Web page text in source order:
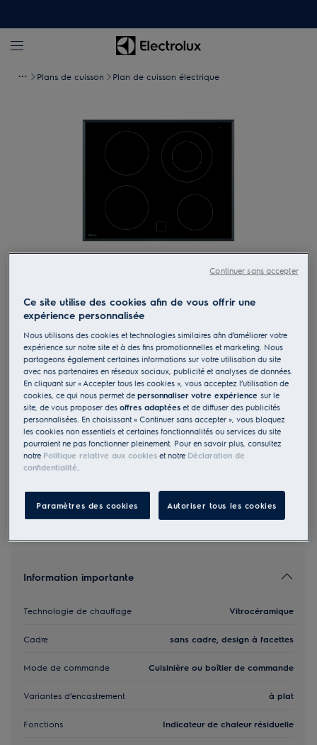
Plans de cuisson Plan de cuisson électrique
GK65PF
Vitrocéramique Plan de cuisson
contrôle externe 65 cm Convient
pour le marché de remplacement
4 (1)
EU Fiche produit
1 425.00 CHF
Information importante
Technologie de chauffage Vitrocéramique
Cadre sans cadre, design à facettes
Mode de commande Cuisinière ou boîtier de commande
Variantes d’encastrement à plat
Fonctions Indicateur de chaleur résiduelle
Ce site utilise des cookies afin de vous offrir une
expérience personnalisée
Nous utilisons des cookies et technologies similaires afin d’améliorer votre
expérience sur notre site et à des fins promotionnelles et marketing. Nous
partageons également certaines informations sur votre utilisation du site
avec nos partenaires en réseaux sociaux, publicité et analyses de données.
En cliquant sur « Accepter tous les cookies », vous acceptez l’utilisation de
cookies, ce qui nous permet depersonnaliser votre expériencesur le
site, de vous proposer desoffres adaptées et de diffuser des publicités
personnalisées. En choisissant « Continuer sans accepter », vous bloquez
les cookies non essentiels et certaines fonctionnalités ou services du site
pourraient ne pas fonctionner pleinement. Pour en savoir plus, consultez
notre Politique relative aux cookies et notre Déclaration de
confidentialité.
Paramètres des cookies Autoriser tous les cookies
Continuer sans accepter